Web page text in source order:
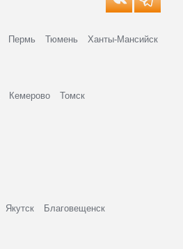
Пермь Тюмень Ханты-Мансийск
Кемерово Томск
Якутск
Благовещенск